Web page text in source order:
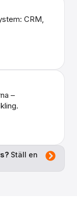
CRM,
–
Ställ en